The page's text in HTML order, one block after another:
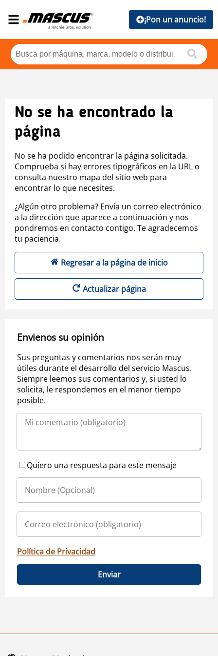
¡Pon un anuncio!
No se ha encontrado la
página
No se ha podido encontrar la página solicitada.
Comprueba si hay errores tipográficos en la URL o
consulta nuestro mapa del sitio web para
encontrar lo que necesites.
¿Algún otro problema? Envía un correo electrónico
a la dirección que aparece a continuación y nos
pondremos en contacto contigo. Te agradecemos
tu paciencia.
Regresar a la página de inicio
Actualizar página
Envienos su opinión
Sus preguntas y comentarios nos serán muy
útiles durante el desarrollo del servicio Mascus.
Siempre leemos sus comentarios y, si usted lo
solicita, le respondemos en el menor tiempo
posible.
Quiero una respuesta para este mensaje
Política de Privacidad
Enviar